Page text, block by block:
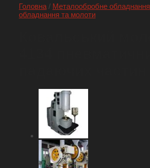
Головна / Металообробне обладнання
обладнання та молоти